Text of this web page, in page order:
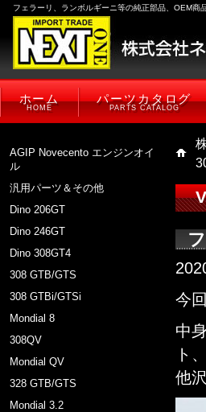
フェラーリ、ランボルギーニ等の純正部品、OEM
ホーム
HOME
パーツカタログ
PARTS CATALOG
AGIP Novecento エンジンオイ
ル
汎用パーツ＆その他
Dino 206GT
Dino 246GT
Dino 308GT4
308 GTB/GTS
308 GTBi/GTSi
Mondial 8
308QV
Mondial QV
328 GTB/GTS
Mondial 3.2
今
中
ト
他